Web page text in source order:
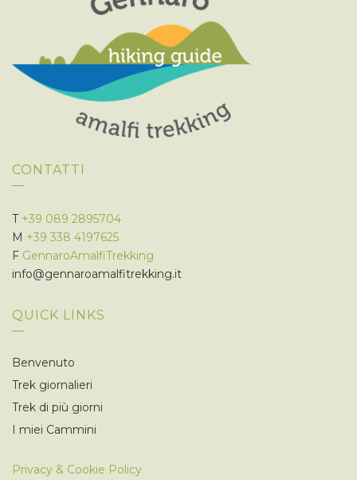
CONTATTI
T +39 089 2895704
M +39 338 4197625
F GennaroAmalfiTrekking
info@gennaroamalfitrekking.it
QUICK LINKS
Benvenuto
Trek giornalieri
Trek di più giorni
I miei Cammini
Privacy & Cookie Policy